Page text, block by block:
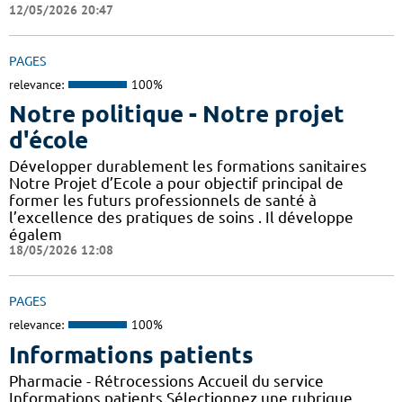
12/05/2026 20:47
PAGES
relevance: 100%
Notre politique - Notre projet
d'école
Développer durablement les formations sanitaires
Notre Projet d’Ecole a pour objectif principal de
former les futurs professionnels de santé à
l’excellence des pratiques de soins . Il développe
égalem
18/05/2026 12:08
PAGES
relevance: 100%
Informations patients
Pharmacie - Rétrocessions Accueil du service
Informations patients Sélectionnez une rubrique